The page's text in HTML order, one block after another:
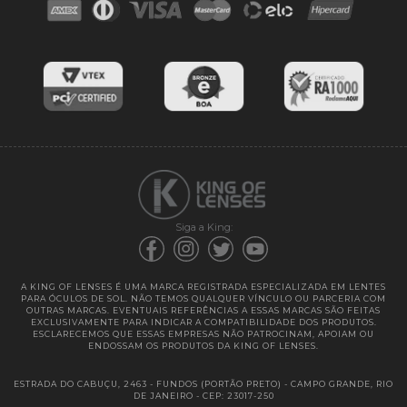
Blog
Cores das lentes
Entregas
Siga a King:
A KING OF LENSES É UMA MARCA REGISTRADA ESPECIALIZADA EM LENTES
PARA ÓCULOS DE SOL. NÃO TEMOS QUALQUER VÍNCULO OU PARCERIA COM
OUTRAS MARCAS. EVENTUAIS REFERÊNCIAS A ESSAS MARCAS SÃO FEITAS
EXCLUSIVAMENTE PARA INDICAR A COMPATIBILIDADE DOS PRODUTOS.
ESCLARECEMOS QUE ESSAS EMPRESAS NÃO PATROCINAM, APOIAM OU
ENDOSSAM OS PRODUTOS DA KING OF LENSES.
ESTRADA DO CABUÇU, 2463 - FUNDOS (PORTÃO PRETO) - CAMPO GRANDE, RIO
DE JANEIRO - CEP: 23017-250